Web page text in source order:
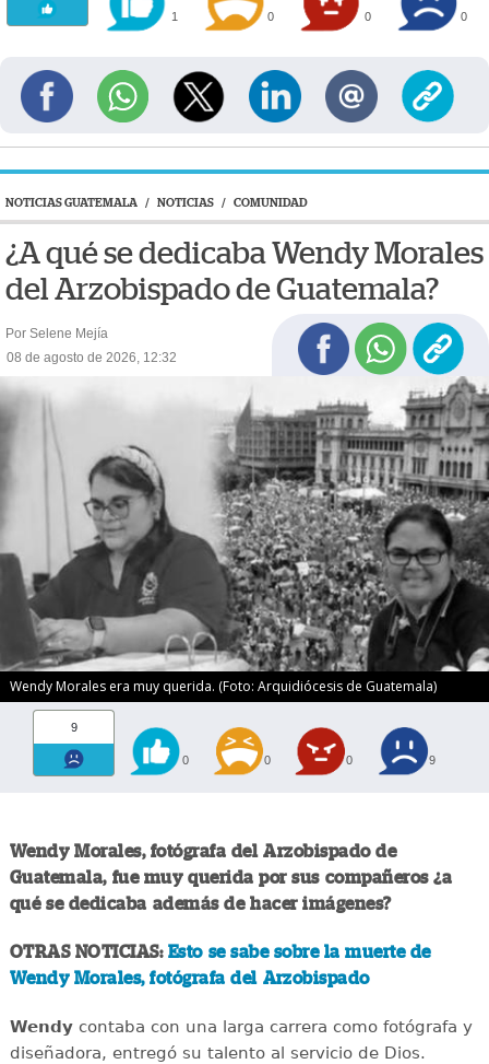
1 0 0 0
NOTICIAS GUATEMALA / NOTICIAS / COMUNIDAD
¿A qué se dedicaba Wendy Morales
del Arzobispado de Guatemala?
Por Selene Mejía
08 de agosto de 2026, 12:32
Wendy Morales era muy querida. (Foto: Arquidiócesis de Guatemala)
9
0 0 0 9
Wendy Morales, fotógrafa del Arzobispado de
Guatemala, fue muy querida por sus compañeros ¿a
qué se dedicaba además de hacer imágenes?
OTRAS NOTICIAS: Esto se sabe sobre la muerte de
Wendy Morales, fotógrafa del Arzobispado
Wendycontaba con una larga carrera como fotógrafa y
diseñadora, entregó su talento al servicio de Dios.